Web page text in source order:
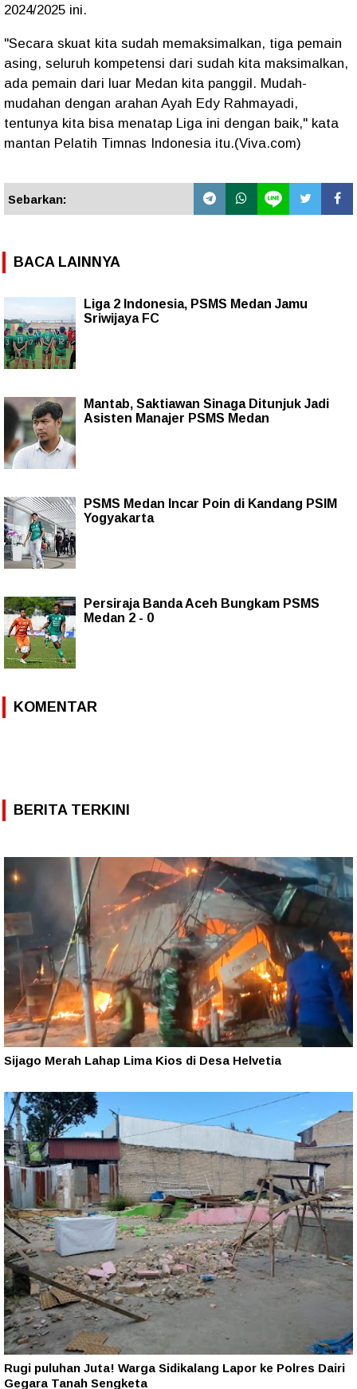
2024/2025 ini.
"Secara skuat kita sudah memaksimalkan, tiga pemain
asing, seluruh kompetensi dari sudah kita maksimalkan,
ada pemain dari luar Medan kita panggil. Mudah-
mudahan dengan arahan Ayah Edy Rahmayadi,
tentunya kita bisa menatap Liga ini dengan baik," kata
mantan Pelatih Timnas Indonesia itu.(Viva.com)
Sebarkan:
BACA LAINNYA
Liga 2 Indonesia, PSMS Medan Jamu
Sriwijaya FC
Mantab, Saktiawan Sinaga Ditunjuk Jadi
Asisten Manajer PSMS Medan
PSMS Medan Incar Poin di Kandang PSIM
Yogyakarta
Persiraja Banda Aceh Bungkam PSMS
Medan 2 - 0
KOMENTAR
BERITA TERKINI
Sijago Merah Lahap Lima Kios di Desa Helvetia
Rugi puluhan Juta! Warga Sidikalang Lapor ke Polres Dairi
Gegara Tanah Sengketa